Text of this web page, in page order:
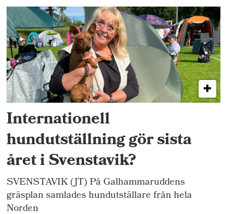
Internationell
hundutställning gör sista
året i Svenstavik?
SVENSTAVIK (JT) På Galhammaruddens
gräsplan samlades hundutställare från hela
Norden